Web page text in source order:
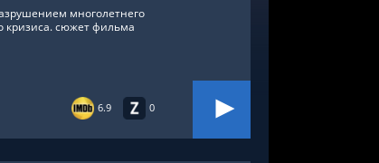
6.9 0
многолетнего
кризиса. сюжет фильма